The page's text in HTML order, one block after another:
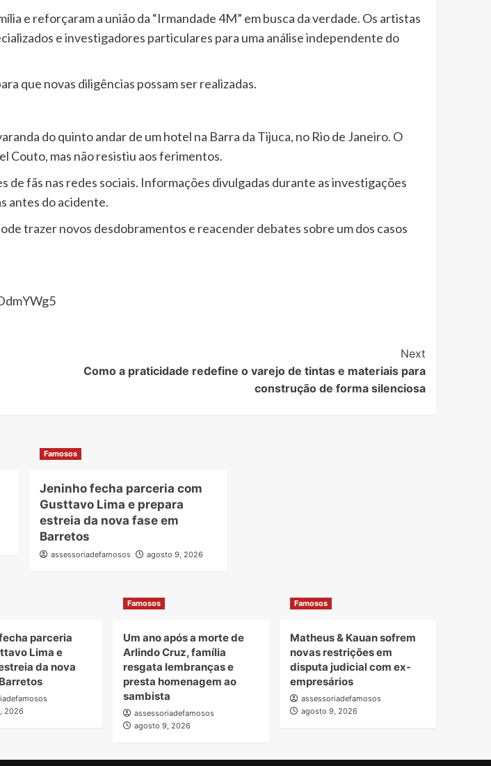
e reforçaram a união da “Irmandade 4M” em busca da verdade. Os artistas
e investigadores particulares para uma análise independente do
que novas diligências possam ser realizadas.
do quinto andar de um hotel na Barra da Tijuca, no Rio de Janeiro. O
Couto, mas não resistiu aos ferimentos.
de fãs nas redes sociais. Informações divulgadas durante as investigações
antes do acidente.
trazer novos desdobramentos e reacender debates sobre um dos casos
Next
Como a praticidade redefine o varejo de tintas e materiais para
construção de forma silenciosa
Famosos
Jeninho fecha parceria com
Gusttavo Lima e prepara
estreia da nova fase em
Barretos
assessoriadefamosos agosto 9, 2026
parceria
Lima e
da nova
2026
Famosos
Um ano após a morte de
Arlindo Cruz, família
resgata lembranças e
presta homenagem ao
sambista
assessoriadefamosos
agosto 9, 2026
Famosos
Matheus & Kauan sofrem
novas restrições em
disputa judicial com ex-
empresários
assessoriadefamosos
agosto 9, 2026